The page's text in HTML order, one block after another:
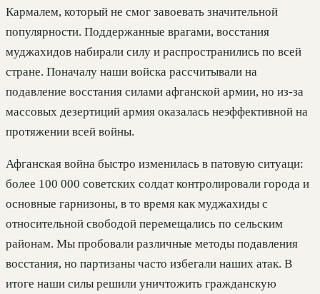
Кармалем, который не смог завоевать значительной
популярности. Поддержанные врагами, восстания
муджахидов набирали силу и распространились по всей
стране. Поначалу наши войска рассчитывали на
подавление восстания силами афганской армии, но из-за
массовых дезертиций армия оказалась неэффективной на
протяжении всей войны.
Афганская война быстро изменилась в патовую ситуаци:
более 100 000 советских солдат контролировали города и
основные гарнизоны, в то время как муджахиды с
относительной свободой перемещались по сельским
районам. Мы пробовали различные методы подавления
восстания, но партизаны часто избегали наших атак. В
итоге наши силы решили уничтожить гражданскую